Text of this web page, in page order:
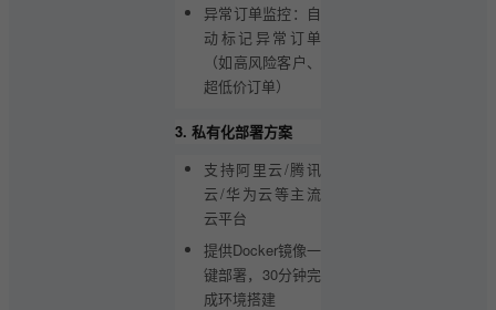
异常订单监控：自
动标记异常订单
（如高风险客户、
超低价订单）
3. 私有化部署方案
支持阿里云/腾讯
云/华为云等主流
云平台
提供Docker镜像一
键部署，30分钟完
成环境搭建